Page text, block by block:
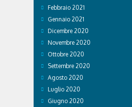
Febbraio 2021
Gennaio 2021
Dicembre 2020
Novembre 2020
Ottobre 2020
Settembre 2020
Agosto 2020
Luglio 2020
Giugno 2020